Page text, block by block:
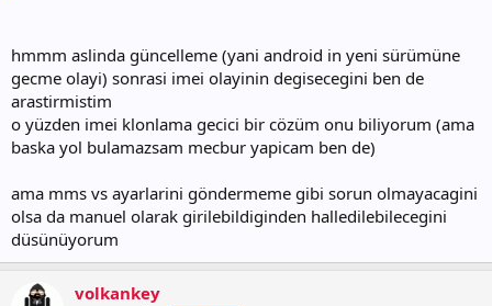
telefonu güncelleyemiyorsunuz, kilitleniyor mu hata mı veriyor ne?
ikincisi de yarın bi gün telefonda bi problem oluştu ayarlarda ve
bağlı bulundugunuz GSM operatoru musteri hizmetlerini
aradınız.S3 değil de atıyorum nokia 3310 klonlanmış ise Onların
ekranında S3 gozükmüyor nokia3310 gozukuyor. bu nedenle
bilen arkadas varsa cevaplarsa sevinirim.
hmmm aslinda güncelleme (yani android in yeni sürümüne
gecme olayi) sonrasi imei olayinin degisecegini ben de
arastirmistim
o yüzden imei klonlama gecici bir cözüm onu biliyorum (ama
baska yol bulamazsam mecbur yapicam ben de)
ama mms vs ayarlarini göndermeme gibi sorun olmayacagini
olsa da manuel olarak girilebildiginden halledilebilecegini
düsünüyorum
volkankey